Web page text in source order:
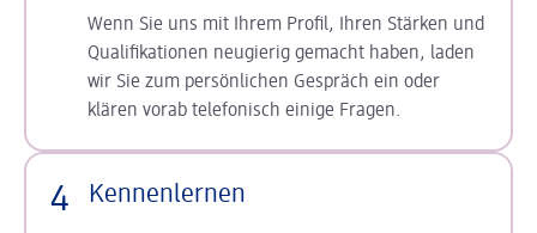
Wenn Sie uns mit Ihrem Profil, Ihren Stärken und
Qualifikationen neugierig gemacht haben, laden
wir Sie zum persönlichen Gespräch ein oder
klären vorab telefonisch einige Fragen.
4 Kennenlernen